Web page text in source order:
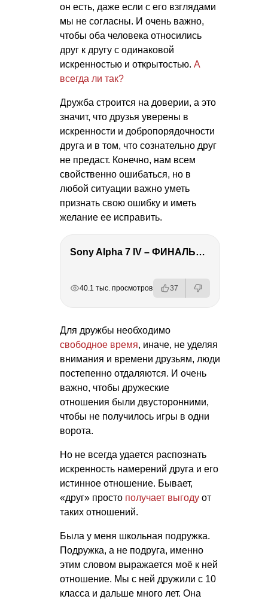
он есть, даже если с его взглядами
мы не согласны. И очень важно,
чтобы оба человека относились
друг к другу с одинаковой
искренностью и открытостью. А
всегда ли так?
Дружба строится на доверии, а это
значит, что друзья уверены в
искренности и добропорядочности
друга и в том, что сознательно друг
не предаст. Конечно, нам всем
свойственно ошибаться, но в
любой ситуации важно уметь
признать свою ошибку и иметь
желание ее исправить.
Sony Alpha 7 IV – ФИНАЛЬНЫЙ ОБЗОР
40.1 тыс. просмотров 37
Для дружбы необходимо
свободное время, иначе, не уделяя
внимания и времени друзьям, люди
постепенно отдаляются. И очень
важно, чтобы дружеские
отношения были двусторонними,
чтобы не получилось игры в одни
ворота.
Но не всегда удается распознать
искренность намерений друга и его
истинное отношение. Бывает,
«друг» просто получает выгоду от
таких отношений.
Была у меня школьная подружка.
Подружка, а не подруга, именно
этим словом выражается моё к ней
отношение. Мы с ней дружили с 10
класса и дальше много лет. Она